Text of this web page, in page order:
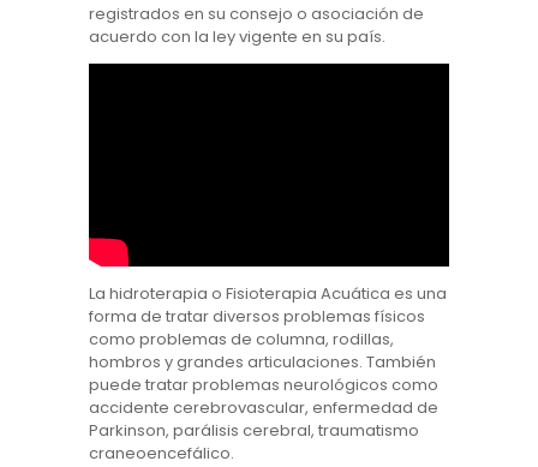
registrados en su consejo o asociación de
acuerdo con la ley vigente en su país.
La hidroterapia o Fisioterapia Acuática es una
forma de tratar diversos problemas físicos
como problemas de columna, rodillas,
hombros y grandes articulaciones. También
puede tratar problemas neurológicos como
accidente cerebrovascular, enfermedad de
Parkinson, parálisis cerebral, traumatismo
craneoencefálico.